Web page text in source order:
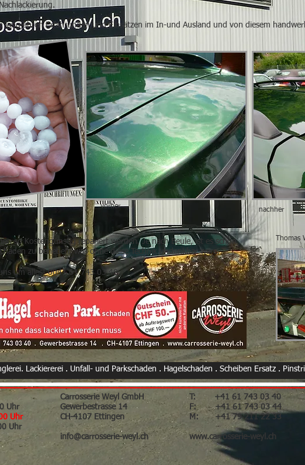
langjähren Erfahrungen und Einsätzen im In-und Ausland und von diesem
vorher
so Kostengünstig repariert werden. Je nach Beule, ist es schon
zu beheben, was ohne diese Technik undenkbar wäre.
um alles! 0041 61 743 03 40
nachher
Lackiererei . Unfall- und Parkschaden . Hagelschaden . Scheiben Ersatz .
Uhr
Uhr
Uhr
Carrosserie Weyl GmbH
Gewerbestrasse 14
CH-4107 Ettingen
info@carrosserie-weyl.ch
T: +41 61 743 03 40
F: +41 61 743 03 44
M: +41 79 211 22 33
www.carrosserie-weyl.ch